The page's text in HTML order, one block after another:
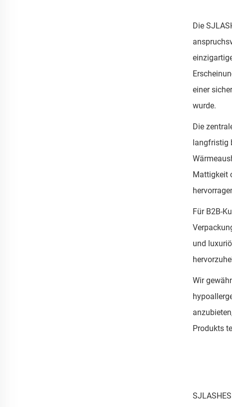
Die
einer
wurde.
Die
langfristig
Mattigkeit
Für B2B-
und
Wir
Produkts